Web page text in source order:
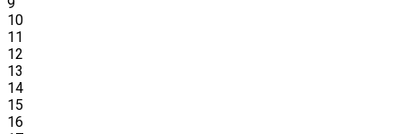
10
11
12
13
14
15
16